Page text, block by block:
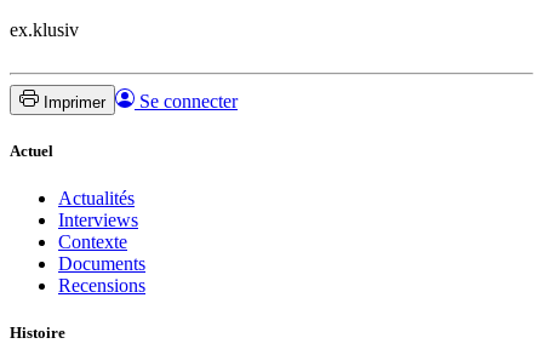
ex.klusiv
Imprimer Se connecter
Actuel
Actualités
Interviews
Contexte
Documents
Recensions
Histoire